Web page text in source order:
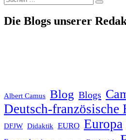
nach:
Die Blogs unserer
Albert Camus Blog Blogs
Deutsch-französische
DFJW Didaktik EURO Europa